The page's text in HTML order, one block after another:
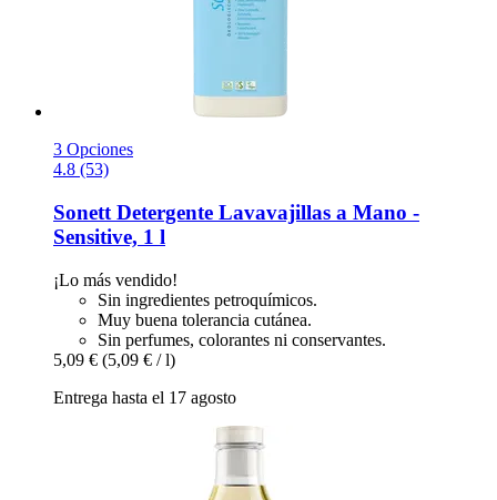
3 Opciones
4.8 (53)
Sonett Detergente Lavavajillas a Mano -​
Sensitive, 1 l
¡Lo más vendido!
Sin ingredientes petroquímicos.
Muy buena tolerancia cutánea.
Sin perfumes, colorantes ni conservantes.
5,09 € (5,09 € / l)
Entrega hasta el 17 agosto